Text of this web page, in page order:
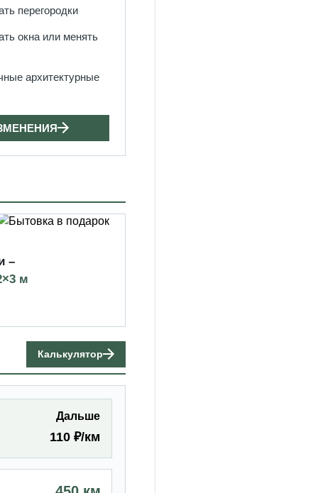
перегородки
окна или менять
архитектурные
–
м
Калькулятор
Дальше
110 ₽/км